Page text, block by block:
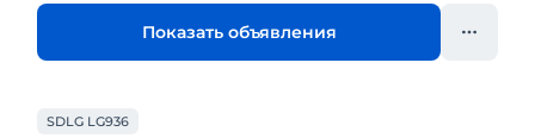
Показать объявления
SDLG LG936